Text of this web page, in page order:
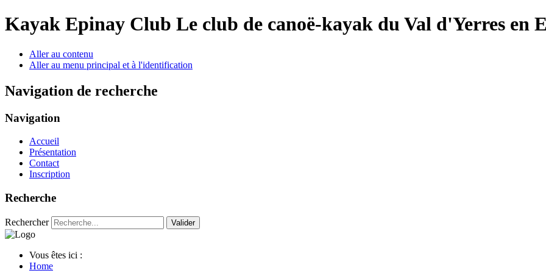
Kayak Epinay Club Le club de canoë-kayak du Val d'Yerres en
Aller au contenu
Aller au menu principal et à l'identification
Navigation de recherche
Navigation
Accueil
Présentation
Contact
Inscription
Recherche
Rechercher Valider
Vous êtes ici :
Home